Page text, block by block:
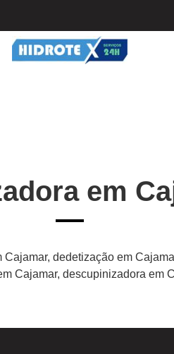
em
dedetização em
Cajamar, descupinizadora em